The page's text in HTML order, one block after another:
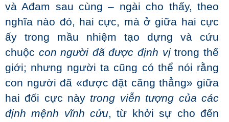
và Ađam sau cùng – ngài cho thấy, theo
nghĩa nào đó, hai cực, mà ở giữa hai cực
ấy trong mầu nhiệm tạo dựng và cứu
chuộc con người đã được định vịtrong thế
giới; nhưng người ta cũng có thể nói rằng
con người đã «được đặt căng thẳng» giữa
hai đối cực này trong viễn tượng của các
định mệnh vĩnh cửu, từ khởi sự cho đến